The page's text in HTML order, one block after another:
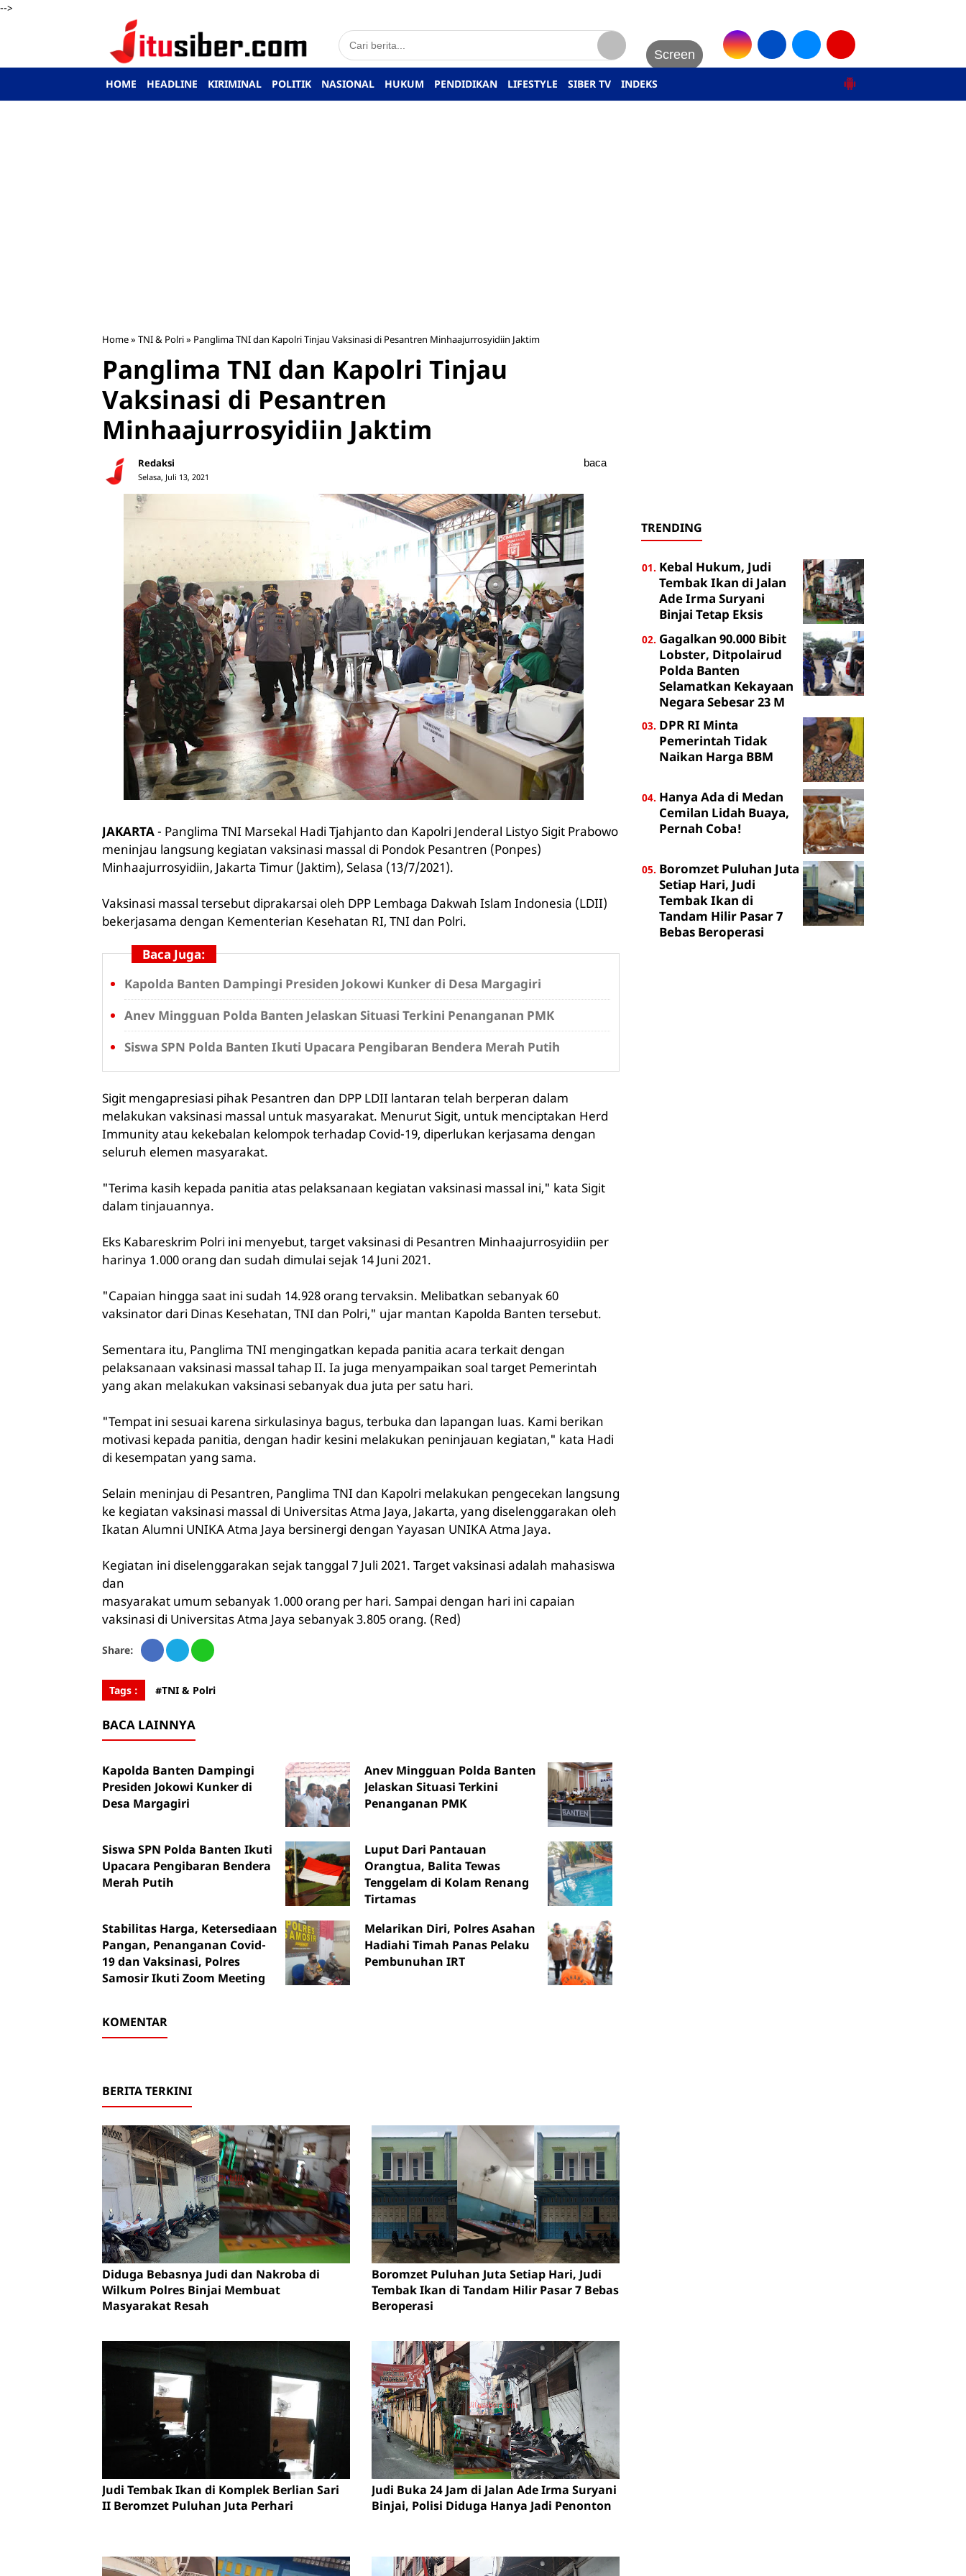
-->
Screen
HOME HEADLINE KIRIMINAL POLITIK NASIONAL HUKUM PENDIDIKAN LIFESTYLE SIBER TV INDEKS
Home» TNI & Polri» Panglima TNI dan Kapolri Tinjau Vaksinasi di Pesantren Minhaajurrosyidiin Jaktim
Panglima TNI dan Kapolri Tinjau
Vaksinasi di Pesantren
Minhaajurrosyidiin Jaktim
Redaksi
Selasa, Juli 13, 2021
baca
JAKARTA- Panglima TNI Marsekal Hadi Tjahjanto dan Kapolri Jenderal Listyo Sigit Prabowo
meninjau langsung kegiatan vaksinasi massal di Pondok Pesantren (Ponpes)
Minhaajurrosyidiin, Jakarta Timur (Jaktim), Selasa (13/7/2021).
Vaksinasi massal tersebut diprakarsai oleh DPP Lembaga Dakwah Islam Indonesia (LDII)
bekerjasama dengan Kementerian Kesehatan RI, TNI dan Polri.
Baca Juga:
Kapolda Banten Dampingi Presiden Jokowi Kunker di Desa Margagiri
Anev Mingguan Polda Banten Jelaskan Situasi Terkini Penanganan PMK
Siswa SPN Polda Banten Ikuti Upacara Pengibaran Bendera Merah Putih
Sigit mengapresiasi pihak Pesantren dan DPP LDII lantaran telah berperan dalam
melakukan vaksinasi massal untuk masyarakat. Menurut Sigit, untuk menciptakan Herd
Immunity atau kekebalan kelompok terhadap Covid-19, diperlukan kerjasama dengan
seluruh elemen masyarakat.
"Terima kasih kepada panitia atas pelaksanaan kegiatan vaksinasi massal ini," kata Sigit
dalam tinjauannya.
Eks Kabareskrim Polri ini menyebut, target vaksinasi di Pesantren Minhaajurrosyidiin per
harinya 1.000 orang dan sudah dimulai sejak 14 Juni 2021.
"Capaian hingga saat ini sudah 14.928 orang tervaksin. Melibatkan sebanyak 60
vaksinator dari Dinas Kesehatan, TNI dan Polri," ujar mantan Kapolda Banten tersebut.
Sementara itu, Panglima TNI mengingatkan kepada panitia acara terkait dengan
pelaksanaan vaksinasi massal tahap II. Ia juga menyampaikan soal target Pemerintah
yang akan melakukan vaksinasi sebanyak dua juta per satu hari.
"Tempat ini sesuai karena sirkulasinya bagus, terbuka dan lapangan luas. Kami berikan
motivasi kepada panitia, dengan hadir kesini melakukan peninjauan kegiatan," kata Hadi
di kesempatan yang sama.
Selain meninjau di Pesantren, Panglima TNI dan Kapolri melakukan pengecekan langsung
ke kegiatan vaksinasi massal di Universitas Atma Jaya, Jakarta, yang diselenggarakan oleh
Ikatan Alumni UNIKA Atma Jaya bersinergi dengan Yayasan UNIKA Atma Jaya.
Kegiatan ini diselenggarakan sejak tanggal 7 Juli 2021. Target vaksinasi adalah mahasiswa
dan
masyarakat umum sebanyak 1.000 orang per hari. Sampai dengan hari ini capaian
vaksinasi di Universitas Atma Jaya sebanyak 3.805 orang. (Red)
Share:
Tags : #TNI & Polri
BACA LAINNYA
Kapolda Banten Dampingi
Presiden Jokowi Kunker di
Desa Margagiri
Anev Mingguan Polda Banten
Jelaskan Situasi Terkini
Penanganan PMK
Siswa SPN Polda Banten Ikuti
Upacara Pengibaran Bendera
Merah Putih
Luput Dari Pantauan
Orangtua, Balita Tewas
Tenggelam di Kolam Renang
Tirtamas
Stabilitas Harga, Ketersediaan
Pangan, Penanganan Covid-
19 dan Vaksinasi, Polres
Samosir Ikuti Zoom Meeting
Melarikan Diri, Polres Asahan
Hadiahi Timah Panas Pelaku
Pembunuhan IRT
KOMENTAR
BERITA TERKINI
Diduga Bebasnya Judi dan Nakroba di
Wilkum Polres Binjai Membuat
Masyarakat Resah
Boromzet Puluhan Juta Setiap Hari, Judi
Tembak Ikan di Tandam Hilir Pasar 7 Bebas
Beroperasi
Judi Tembak Ikan di Komplek Berlian Sari
II Beromzet Puluhan Juta Perhari
Judi Buka 24 Jam di Jalan Ade Irma Suryani
Binjai, Polisi Diduga Hanya Jadi Penonton
TRENDING
Kebal Hukum, Judi
Tembak Ikan di Jalan
Ade Irma Suryani
Binjai Tetap Eksis
Gagalkan 90.000 Bibit
Lobster, Ditpolairud
Polda Banten
Selamatkan Kekayaan
Negara Sebesar 23 M
DPR RI Minta
Pemerintah Tidak
Naikan Harga BBM
Hanya Ada di Medan
Cemilan Lidah Buaya,
Pernah Coba!
Boromzet Puluhan Juta
Setiap Hari, Judi
Tembak Ikan di
Tandam Hilir Pasar 7
Bebas Beroperasi